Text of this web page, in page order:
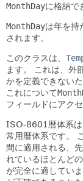
MonthDayに格納で
MonthDayは年を持
されます。
このクラスは、
ます。
これは、外
かを定義できない
これについて
フィールドにアク
ISO-8601暦体系は
常用暦体系です。
間に適用される、
れているほとんど
が完全に適していま